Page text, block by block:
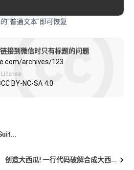
"普通文本"即可恢复
接到微信时只有标题的问题
archives/123
License
CC BY-NC-SA 4.0
创造大西瓜! 一行代码破解合成大西...